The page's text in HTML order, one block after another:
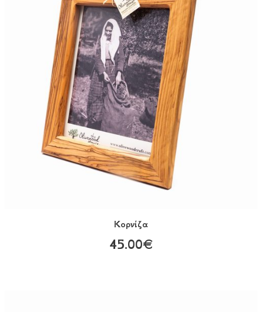
Κορνίζα
45.00€